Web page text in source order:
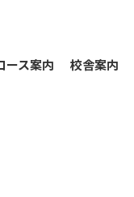
ース案内 校舎案内